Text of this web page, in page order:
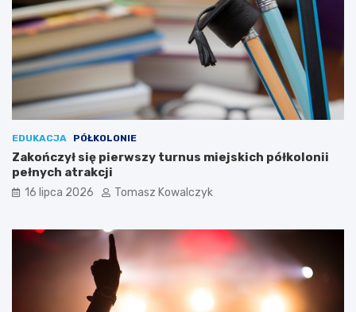
EDUKACJA PÓŁKOLONIE
Zakończył się pierwszy turnus miejskich półkolonii
pełnych atrakcji
16 lipca 2026 Tomasz Kowalczyk